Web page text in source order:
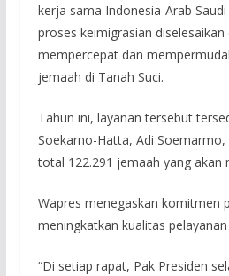
kerja sama Indonesia-Arab
proses keimigrasian
mempercepat dan
jemaah di Tanah Suci.
Tahun ini, layanan tersebut
Soekarno-Hatta, Adi Soemarmo,
total 122.291 jemaah yang akan
Wapres menegaskan komitmen
meningkatkan kualitas
“Di setiap rapat, Pak Presiden